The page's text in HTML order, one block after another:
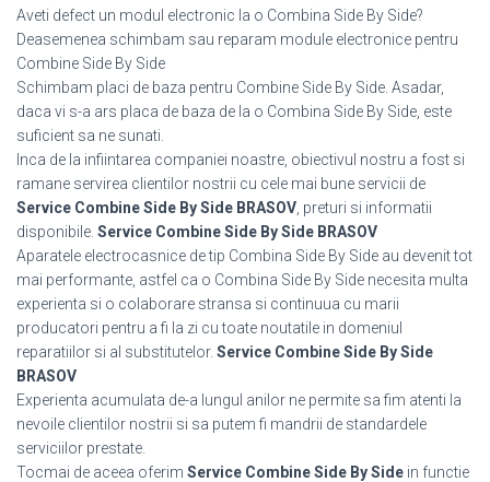
Aveti defect un modul electronic la o Combina Side By Side?
Deasemenea schimbam sau reparam module electronice pentru
Combine Side By Side
Schimbam placi de baza pentru Combine Side By Side. Asadar,
daca vi s-a ars placa de baza de la o Combina Side By Side, este
suficient sa ne sunati.
Inca de la infiintarea companiei noastre, obiectivul nostru a fost si
ramane servirea clientilor nostrii cu cele mai bune servicii de
Service Combine Side By Side BRASOV , preturi si informatii
disponibile. Service Combine Side By Side BRASOV
Aparatele electrocasnice de tip Combina Side By Side au devenit tot
mai performante, astfel ca o Combina Side By Side necesita multa
experienta si o colaborare stransa si continuua cu marii
producatori pentru a fi la zi cu toate noutatile in domeniul
reparatiilor si al substitutelor. Service Combine Side By Side
BRASOV
Experienta acumulata de-a lungul anilor ne permite sa fim atenti la
nevoile clientilor nostrii si sa putem fi mandrii de standardele
serviciilor prestate.
Tocmai de aceea oferim Service Combine Side By Side in functie